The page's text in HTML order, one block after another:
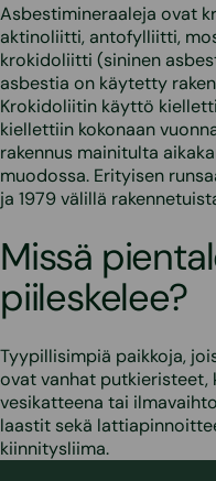
Asbestimineraaleja ovat
aktinoliitti, antofylliitti,
krokidoliitti (sininen
asbestia on käytetty
Krokidoliitin käyttö
kiellettiin kokonaan
rakennus mainitulta
muodossa. Erityisen
ja 1979 välillä
Missä
piileskelee?
Tyypillisimpiä paikkoja,
ovat vanhat putkieristeet,
vesikatteena tai
laastit sekä
kiinnitysliima.